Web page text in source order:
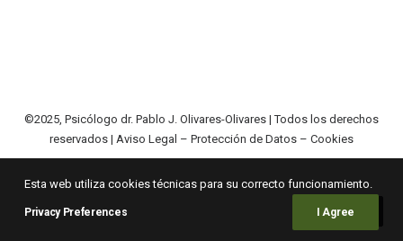
©2025, Psicólogo dr. Pablo J. Olivares-Olivares | Todos los derechos
reservados | Aviso Legal – Protección de Datos – Cookies
Esta web utiliza cookies técnicas para su correcto funcionamiento.
Privacy Preferences I Agree